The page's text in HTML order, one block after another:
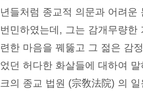
년들처럼 종교적 의문과 어려운
번민하였는데, 그는 감개무량한
련한 마음을 꿰뚫고 그 젊은 감
었던 허다한 화살들에 대하여 말
크의 종교 법원 (宗敎法院) 의